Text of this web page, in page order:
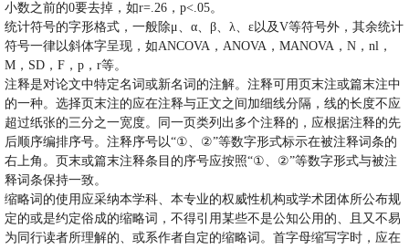
小数之前的0要去掉，如r=.26 ， p<.05。
统计符号的字形格式，一般除μ、 α、 β、 λ、 ε以及V等符号外，其余统计
符号一律以斜体字呈现，如ANCOVA ， ANOVA ， MANOVA ， N ， nl ，
M ， SD ， F ， p ， r等。
注释是对论文中特定名词或新名词的注解。注释可用页末注或篇末注中
的一种。选择页末注的应在注释与正文之间加细线分隔，线的长度不应
超过纸张的三分之一宽度。同一页类列出多个注释的，应根据注释的先
后顺序编排序号。注释序号以“①、 ②”等数字形式标示在被注释词条的
右上角。页末或篇末注释条目的序号应按照“①、 ②”等数字形式与被注
释词条保持一致。
缩略词的使用应采纳本学科、本专业的权威性机构或学术团体所公布规
定的或是约定俗成的缩略词，不得引用某些不是公知公用的、且又不易
为同行读者所理解的、或系作者自定的缩略词。首字母缩写字时，应在